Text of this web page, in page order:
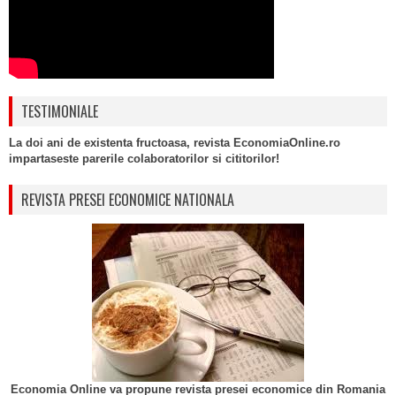
TESTIMONIALE
La doi ani de existenta fructoasa, revista EconomiaOnline.ro
impartaseste parerile colaboratorilor si cititorilor!
REVISTA PRESEI ECONOMICE NATIONALA
Economia Online va propune revista presei economice din Romania